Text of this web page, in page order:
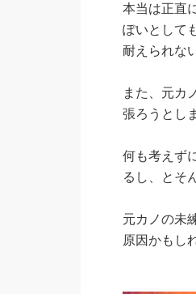
本当は正直
ぽいとして
耐えられな
また、元カ
張ろうとし
何も考えず
るし、とそ
元カノの未
原因かもし